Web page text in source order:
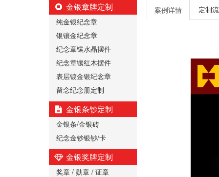
金银章牌定制
纯金银纪念章
银镶金纪念章
纪念章镶水晶摆件
纪念章镶红木摆件
表层镀金银纪念章
留念纪念册定制
金银条钞定制
金银条/金银砖
纪念金钞银钞/卡
金银奖牌定制
奖章 / 勋章 / 证章
案例详情 定制